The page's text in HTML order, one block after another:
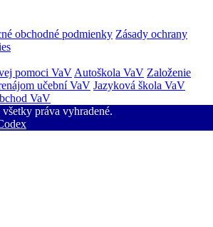
obchodné podmienky Zásady ochrany
pomoci VaV Autoškola VaV Založenie
učební VaV Jazyková škola VaV
VaV
všetky práva vyhradené.